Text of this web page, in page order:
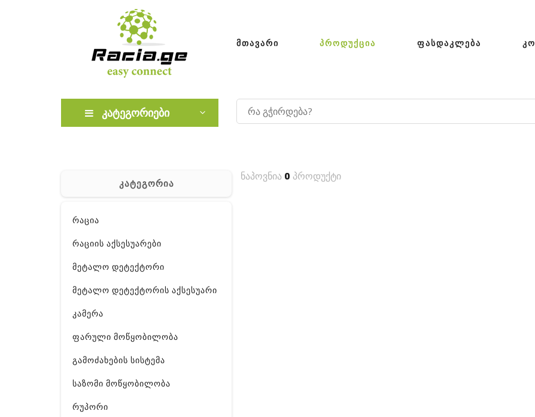
ᲛᲗᲐᲕᲐᲠᲘ ᲞᲠᲝᲓᲣᲥᲪᲘᲐ ᲤᲐᲡᲓᲐᲙᲚᲔᲑᲐ
კატეგორიები
კატეგორია
რაცია
რაციის აქსესუარები
მეტალო დეტექტორი
მეტალო დეტექტორის აქსესუარი
კამერა
ფარული მოწყობილობა
გამოძახების სისტემა
საზომი მოწყობილობა
რუპორი
ნაპოვნია0 პროდუქტი